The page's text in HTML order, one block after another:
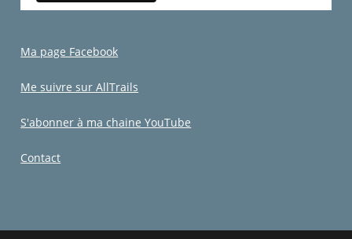
Ma page Facebook
Me suivre sur AllTrails
S'abonner à ma chaine YouTube
Contact